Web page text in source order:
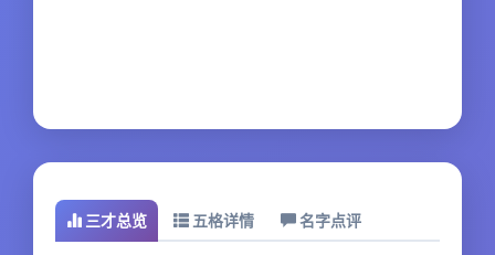
三才总览 五格详情 名字点评